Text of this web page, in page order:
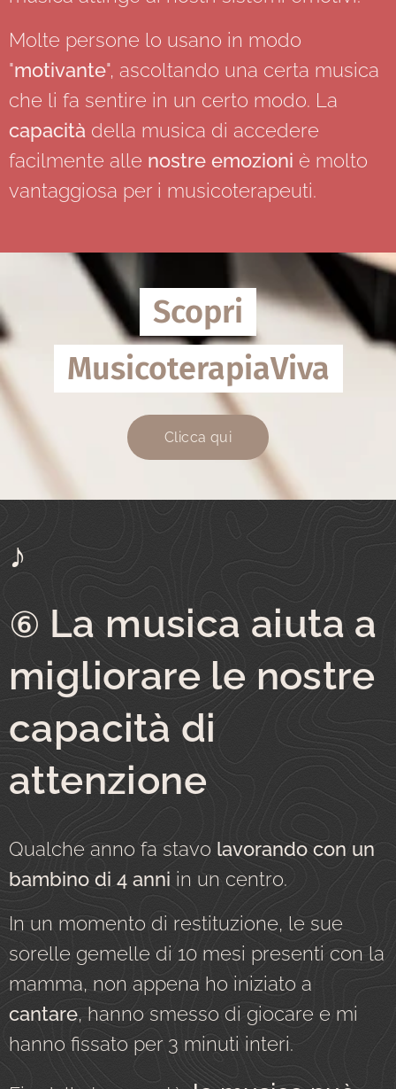
Molte persone lo usano in modo
"motivante", ascoltando una certa musica
che li fa sentire in un certo modo. La
capacità della musica di accedere
facilmente alle nostre emozioni è molto
vantaggiosa per i musicoterapeuti.
Scopri
MusicoterapiaViva
Clicca qui
♪
⑥ La musica aiuta a
migliorare le nostre
capacità di
attenzione
Qualche anno fa stavo lavorando con un
bambino di 4 anni in un centro.
In un momento di restituzione, le sue
sorelle gemelle di 10 mesi presenti con la
mamma, non appena ho iniziato a
cantare, hanno smesso di giocare e mi
hanno fissato per 3 minuti interi.